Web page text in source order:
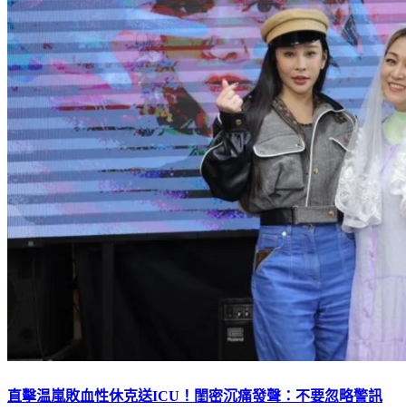
直擊温嵐敗血性休克送ICU！閨密沉痛發聲：不要忽略警訊